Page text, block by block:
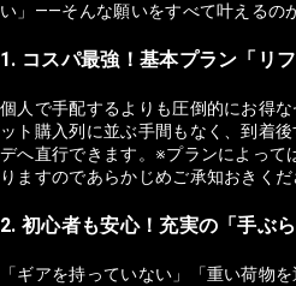
い」——そんな願いをすべて叶えるの
1. コスパ最強！基本プラン「リ
個人で手配するよりも圧倒的にお得
ット購入列に並ぶ手間もなく、到着
デへ直行できます。※プランによって
りますのであらかじめご承知おきくだ
2. 初心者も安心！充実の「手ぶ
「ギアを持っていない」「重い荷物